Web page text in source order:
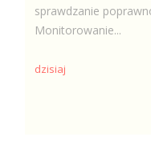
sprawdzanie
Monitorowanie...
dzisiaj